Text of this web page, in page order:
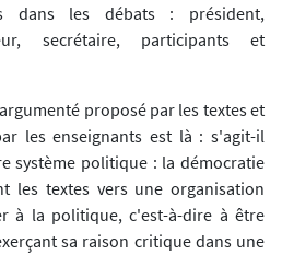
dans les débats : président,
secrétaire, participants et
proposé par les textes et
les enseignants est là : s'agit-il
système politique : la démocratie
les textes vers une organisation
à la politique, c'est-à-dire à être
sa raison critique dans une